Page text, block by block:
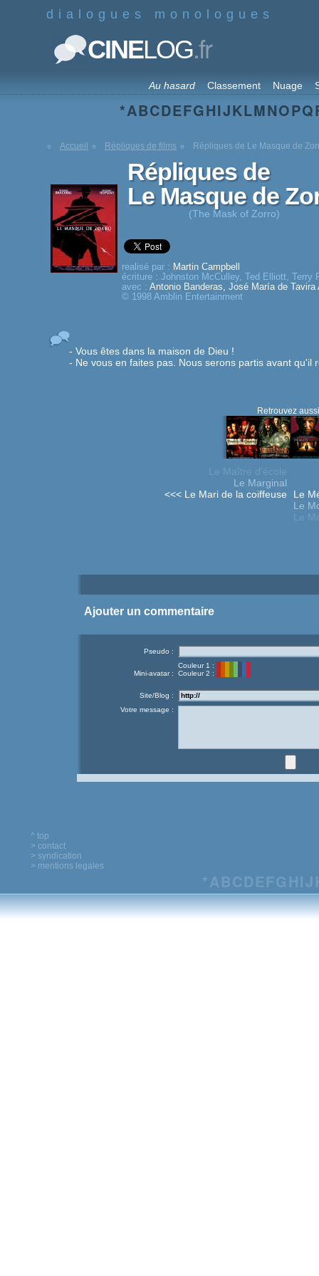
dialogues monologues
CINELOG.fr
Au hasard Classement Nuage
*ABCDEFGHIJKLMNOPQ
Accueil Répliques de films Répliques de Le Masque de
Répliques de
Le Masque de
(The Mask of Zorro)
realisé par : Martin Campbell
écriture : Johnston McCulley, Ted Elliott,
Terry
avec : Antonio Banderas, José María de Tavira
© 1998 Amblin Entertainment
- Vous êtes dans la maison de Dieu !
- Ne vous en faites pas. Nous serons partis avant qu'il
Retrouvez
Le Maître d'école
Le Marginal
<<< Le Mari de la coiffeuse
Le
Le
Le
Ajouter un commentaire
Pseudo :
Mini-avatar :
Couleur 1 :
Couleur 2 :
Site/Blog :
Votre message :
^ top
> contact
> syndication
> mentions legales
*ABCDEFG HIJ